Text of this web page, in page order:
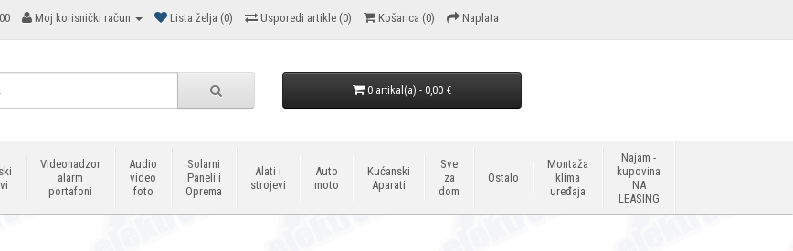
Moj korisnički račun Lista želja (0) Usporedi artikle (0) Košarica (0) Naplata
0 artikal(a) - 0,00 €
Videonadzor
alarm
portafoni
Audio
video
foto
Solarni
Paneli i
Oprema
Alati i
strojevi
Auto
moto
Kućanski
Aparati
Sve
za
dom
Ostalo
Montaža
klima
uređaja
Najam -
kupovina
NA
LEASING